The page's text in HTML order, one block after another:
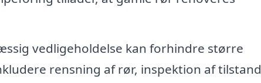
vedligeholdelse kan forhindre større
rensning af rør, inspektion af tilstand